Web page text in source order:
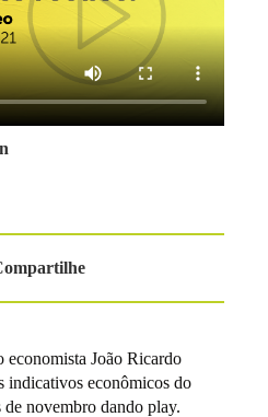
economista João Ricardo
indicativos econômicos do
de novembro dando play.